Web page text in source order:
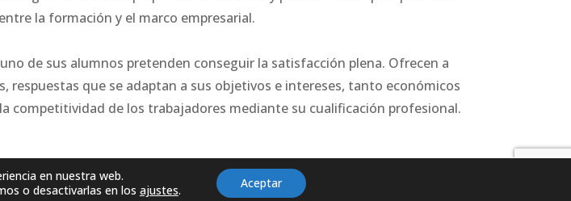
la formación y el marco empresarial.
de sus alumnos pretenden conseguir la satisfacción plena. Ofrecen a
respuestas que se adaptan a sus objetivos e intereses, tanto económicos
competitividad de los trabajadores mediante su cualificación profesional.
en nuestra web.
o desactivarlas en los ajustes. Aceptar